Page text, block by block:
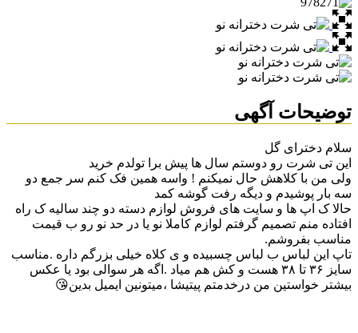
توضیحات آگهی
سلام دخترای گل
این تی شرت رو دوستم سال ها پیش برا تولدم خرید
ولی من با کلاهش حال نمیکنم ! واسه همین فک کنم سر جمع دو
سه بار پوشیدم و دیگه رفت گوشه کمد
حالا ک اپ ها و سایت های فروش لوازم دسته دو چند سالیه ک راه
افتاده منم تصمیم گرفتم لوازم کاملا نو یا در حد نو رو ب قیمت
مناسب بفروشم.
تاپ این لباس ب لباس چسبیده و ی کلاه خیلی بزرگم داره .مناسب
سایز ۳۶ تا ۳۸ هست و کش هم میاد .اگه هر سوالی بود یا عکس
بیشتر خواستین من درخدمتم پیتیشا ،میتونین ایمیل بدین😘